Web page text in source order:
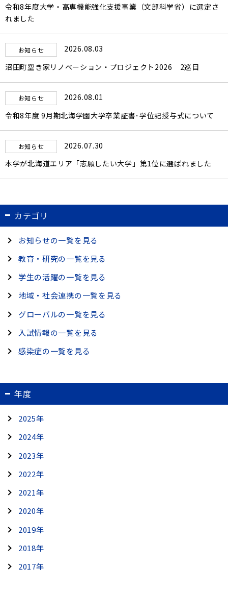
令和8年度大学・高専機能強化支援事業（文部科学省）に選定さ
れました
お知らせ
2026.08.03
沼田町空き家リノベーション・プロジェクト2026 2巡目
お知らせ
2026.08.01
令和8年度 9月期北海学園大学卒業証書･学位記授与式について
お知らせ
2026.07.30
本学が北海道エリア「志願したい大学」第1位に選ばれました
カテゴリ
お知らせの一覧を見る
教育・研究の一覧を見る
学生の活躍の一覧を見る
地域・社会連携の一覧を見る
グローバルの一覧を見る
入試情報の一覧を見る
感染症の一覧を見る
年度
2025年
2024年
2023年
2022年
2021年
2020年
2019年
2018年
2017年